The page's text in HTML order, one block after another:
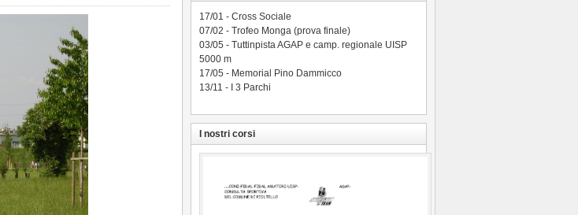
17/01 - Cross Sociale
07/02 - Trofeo Monga (prova finale)
03/05 - Tuttinpista AGAP e camp. regionale UISP
5000 m
17/05 - Memorial Pino Dammicco
13/11 - I 3 Parchi
I nostri corsi